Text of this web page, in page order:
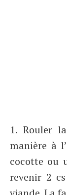
1. Rouler
manière à
cocotte ou
revenir 2